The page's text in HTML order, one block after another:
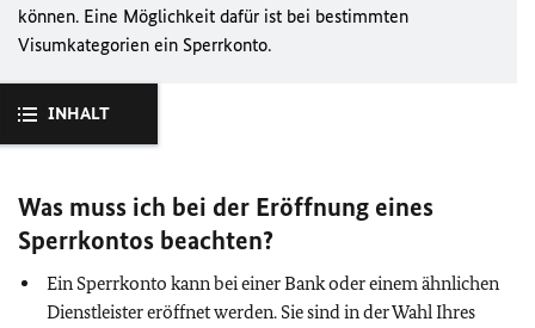
können. Eine Möglichkeit dafür ist bei bestimmten
Visumkategorien ein Sperrkonto.
INHALT
Was muss ich bei der Eröffnung eines
Sperrkontos beachten?
Ein Sperrkonto kann bei einer Bank oder einem ähnlichen
Dienstleister eröffnet werden. Sie sind in der Wahl Ihres